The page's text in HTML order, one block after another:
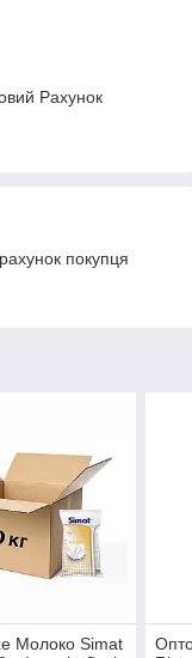
Рахунок
покупця
Молоко Simat